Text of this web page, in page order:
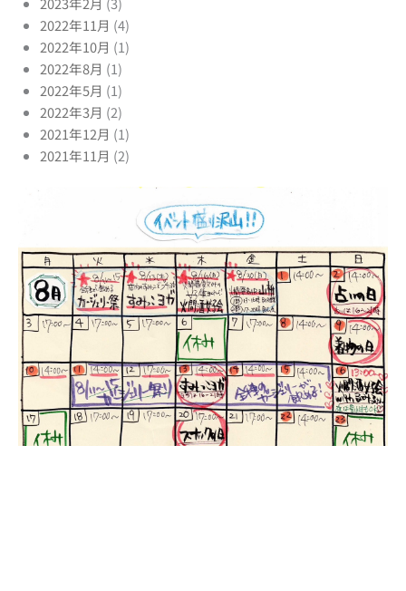
2022年11月 (4)
2022年10月 (1)
2022年8月 (1)
2022年5月 (1)
2022年3月 (2)
2021年12月 (1)
2021年11月 (2)